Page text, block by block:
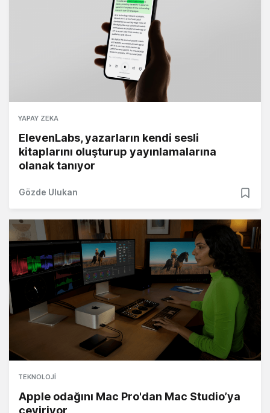
YAPAY ZEKA
ElevenLabs, yazarların kendi sesli
kitaplarını oluşturup yayınlamalarına
olanak tanıyor
Gözde Ulukan
TEKNOLOJI
Apple odağını Mac Pro'dan Mac Studio’ya
çeviriyor